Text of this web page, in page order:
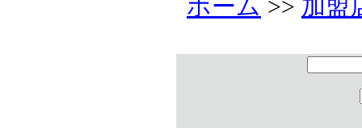
ホーム >> 加盟